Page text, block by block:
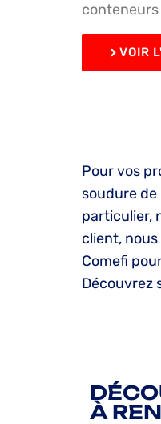
conteneurs
VOIR
Pour vos
soudure
particulier,
client,
Comefi
Découvrez
À